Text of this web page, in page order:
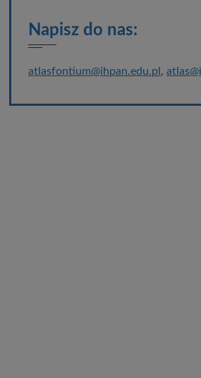
Napisz do nas:
atlasfontium@ihpan.edu.pl ,